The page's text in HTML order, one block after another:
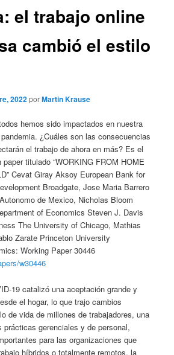
el trabajo online
cambió el estilo
2022porMartin Krause
hemos sido impactados en nuestra
¿Cuáles son las consecuencias
el trabajo de ahora en más? Es el
titulado “WORKING FROM HOME
Cevat Giray Aksoy European Bank for
Broadgate, Jose Maria Barrero
de Mexico, Nicholas Bloom
of Economics Steven J. Davis
The University of Chicago, Mathias
Zarate Princeton University
Working Paper 30446
w30446
19 catalizó una aceptación grande y
el hogar, lo que trajo cambios
de vida de millones de trabajadores, una
prácticas gerenciales y de personal,
para las organizaciones que
híbridos o totalmente remotos, la